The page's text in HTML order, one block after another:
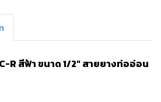
R สีฟ้า ขนาด 1/2" สายยางท่ออ่อน